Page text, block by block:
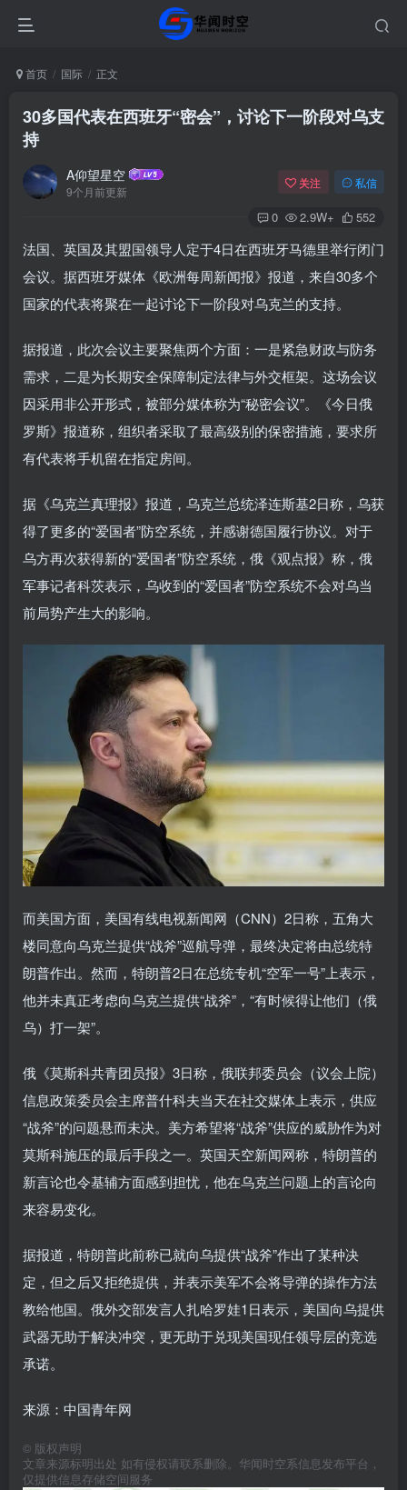
首页 国际 正文
30多国代表在西班牙“密会”，讨论下一阶段对乌支
持
A仰望星空
9个月前更新
关注 私信
0 2.9W+ 552
法国、英国及其盟国领导人定于4日在西班牙马德里举行闭门
会议。据西班牙媒体《欧洲每周新闻报》报道，来自30多个
国家的代表将聚在一起讨论下一阶段对乌克兰的支持。
据报道，此次会议主要聚焦两个方面：一是紧急财政与防务
需求，二是为长期安全保障制定法律与外交框架。这场会议
因采用非公开形式，被部分媒体称为“秘密会议”。《今日俄
罗斯》报道称，组织者采取了最高级别的保密措施，要求所
有代表将手机留在指定房间。
据《乌克兰真理报》报道，乌克兰总统泽连斯基2日称，乌获
得了更多的“爱国者”防空系统，并感谢德国履行协议。对于
乌方再次获得新的“爱国者”防空系统，俄《观点报》称，俄
军事记者科茨表示，乌收到的“爱国者”防空系统不会对乌当
前局势产生大的影响。
而美国方面，美国有线电视新闻网（CNN）2日称，五角大
楼同意向乌克兰提供“战斧”巡航导弹，最终决定将由总统特
朗普作出。然而，特朗普2日在总统专机“空军一号”上表示，
他并未真正考虑向乌克兰提供“战斧”，“有时候得让他们（俄
乌）打一架”。
俄《莫斯科共青团员报》3日称，俄联邦委员会（议会上院）
信息政策委员会主席普什科夫当天在社交媒体上表示，供应
“战斧”的问题悬而未决。美方希望将“战斧”供应的威胁作为对
莫斯科施压的最后手段之一。英国天空新闻网称，特朗普的
新言论也令基辅方面感到担忧，他在乌克兰问题上的言论向
来容易变化。
据报道，特朗普此前称已就向乌提供“战斧”作出了某种决
定，但之后又拒绝提供，并表示美军不会将导弹的操作方法
教给他国。俄外交部发言人扎哈罗娃1日表示，美国向乌提供
武器无助于解决冲突，更无助于兑现美国现任领导层的竞选
承诺。
来源：中国青年网
© 版权声明
文章来源标明出处 如有侵权请联系删除。华闻时空系信息发布平台，
仅提供信息存储空间服务